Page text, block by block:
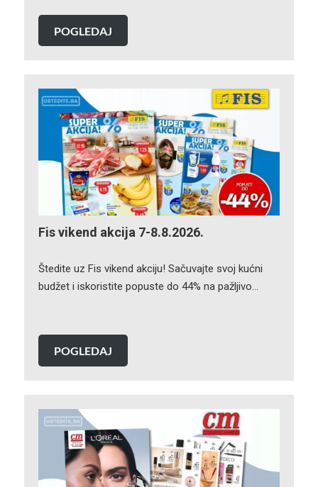
POGLEDAJ
Fis vikend akcija 7-8.8.2026.
Štedite uz Fis vikend akciju! Sačuvajte svoj kućni
budžet i iskoristite popuste do 44% na pažljivo…
POGLEDAJ